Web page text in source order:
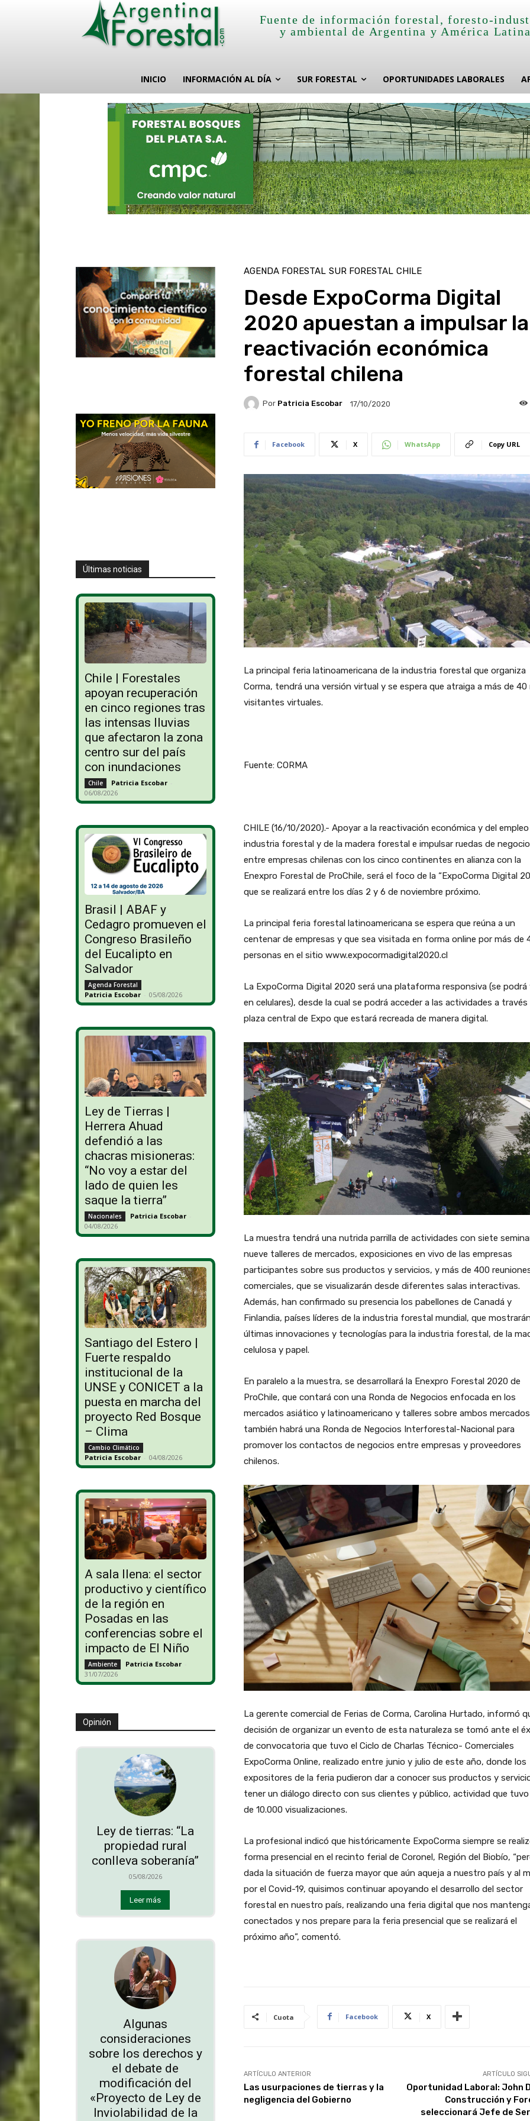
Fuente de información forestal, foresto-
y ambiental de Argentina y América
INICIO INFORMACIÓN AL DÍA SUR FORESTAL OPORTUNIDADES LABORALES
Últimas noticias
Chile | Forestales
apoyan recuperación
en cinco regiones tras
las intensas lluvias
que afectaron la zona
centro sur del país
con inundaciones
Chile Patricia Escobar -
06/08/2026
Brasil | ABAF y
Cedagro promueven el
Congreso Brasileño
del Eucalipto en
Salvador
Agenda Forestal
Patricia Escobar - 05/08/2026
Ley de Tierras |
Herrera Ahuad
defendió a las
chacras misioneras:
“No voy a estar del
lado de quien les
saque la tierra”
Nacionales Patricia Escobar -
04/08/2026
Santiago del Estero |
Fuerte respaldo
institucional de la
UNSE y CONICET a la
puesta en marcha del
proyecto Red Bosque
– Clima
Cambio Climático
Patricia Escobar - 04/08/2026
A sala llena: el sector
productivo y científico
de la región en
Posadas en las
conferencias sobre el
impacto de El Niño
Ambiente Patricia Escobar -
31/07/2026
Opinión
Ley de tierras: “La
propiedad rural
conlleva soberanía”
05/08/2026
Leer más
Algunas
consideraciones
sobre los derechos y
el debate de
modificación del
«Proyecto de Ley de
Inviolabilidad de la
AGENDA FORESTAL SUR FORESTAL CHILE
Desde ExpoCorma Digital
2020 apuestan a impulsar la
reactivación económica
forestal chilena
Por Patricia Escobar 17/10/2020
Facebook X WhatsApp Copy URL
La principal feria latinoamericana de la industria forestal que organiza
Corma, tendrá una versión virtual y se espera que atraiga a más de 40
visitantes virtuales.
Fuente: CORMA
CHILE (16/10/2020).- Apoyar a la reactivación económica y del
industria forestal y de la madera forestal e impulsar ruedas de
entre empresas chilenas con los cinco continentes en alianza con la
Enexpro Forestal de ProChile, será el foco de la “ExpoCorma Digital
que se realizará entre los días 2 y 6 de noviembre próximo.
La principal feria forestal latinoamericana se espera que reúna a un
centenar de empresas y que sea visitada en forma online por más de
personas en el sitio www.expocormadigital2020.cl
La ExpoCorma Digital 2020 será una plataforma responsiva (se podrá
en celulares), desde la cual se podrá acceder a las actividades a través
plaza central de Expo que estará recreada de manera digital.
La muestra tendrá una nutrida parrilla de actividades con siete
nueve talleres de mercados, exposiciones en vivo de las empresas
participantes sobre sus productos y servicios, y más de 400
comerciales, que se visualizarán desde diferentes salas interactivas.
Además, han confirmado su presencia los pabellones de Canadá y
Finlandia, países líderes de la industria forestal mundial, que
últimas innovaciones y tecnologías para la industria forestal, de la
celulosa y papel.
En paralelo a la muestra, se desarrollará la Enexpro Forestal 2020 de
ProChile, que contará con una Ronda de Negocios enfocada en los
mercados asiático y latinoamericano y talleres sobre ambos
también habrá una Ronda de Negocios Interforestal-Nacional para
promover los contactos de negocios entre empresas y proveedores
chilenos.
La gerente comercial de Ferias de Corma, Carolina Hurtado, informó
decisión de organizar un evento de esta naturaleza se tomó ante el
de convocatoria que tuvo el Ciclo de Charlas Técnico- Comerciales
ExpoCorma Online, realizado entre junio y julio de este año, donde los
expositores de la feria pudieron dar a conocer sus productos y
tener un diálogo directo con sus clientes y público, actividad que
de 10.000 visualizaciones.
La profesional indicó que históricamente ExpoCorma siempre se
forma presencial en el recinto ferial de Coronel, Región del Biobío,
dada la situación de fuerza mayor que aún aqueja a nuestro país y al
por el Covid-19, quisimos continuar apoyando el desarrollo del sector
forestal en nuestro país, realizando una feria digital que nos
conectados y nos prepare para la feria presencial que se realizará el
próximo año”, comentó.
Cuota Facebook X
ARTÍCULO ANTERIOR
Las usurpaciones de tierras y la
negligencia del Gobierno
ARTÍCULO
Oportunidad Laboral: John
Construcción y
seleccionará Jefe de